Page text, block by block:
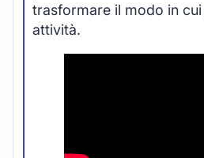
trasformare il modo in
attività.